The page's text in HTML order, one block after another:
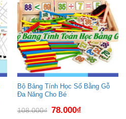
Bộ Bảng Tính Học Số Bằng Gỗ
Đa Năng Cho Bé
108.000₫ Giá
gốc
78.000₫Giá
hiện